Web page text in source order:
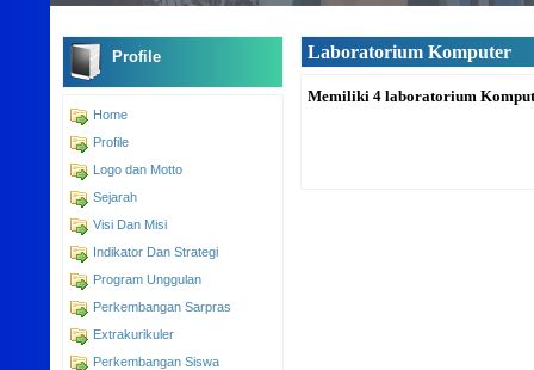
Profile
Home
Profile
Logo dan Motto
Sejarah
Visi Dan Misi
Indikator Dan Strategi
Program Unggulan
Perkembangan Sarpras
Extrakurikuler
Perkembangan Siswa
Laboratorium Komputer
Memiliki 4 laboratorium